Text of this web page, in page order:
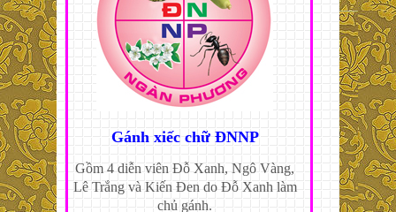
Gánh xiếc chữ ĐNNP
Gồm 4 diễn viên Đỗ Xanh, Ngô Vàng,
Lê Trắng và Kiến Đen do Đỗ Xanh làm
chủ gánh.